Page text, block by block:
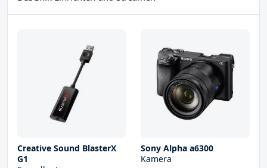
Creative Sound BlasterX
G1
Sony Alpha a6300
Kamera